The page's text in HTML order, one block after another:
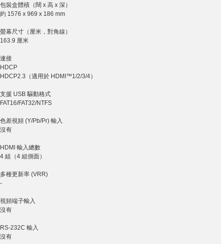
包裝盒體積（闊 x 高 x 深）
約 1576 x 969 x 186 mm
螢幕尺寸（厘米，對角線）
163.9 厘米
連接
HDCP
HDCP2.3（適用於 HDMI™1/2/3/4）
支援 USB 驅動格式
FAT16/FAT32/NTFS
色差視頻 (Y/Pb/Pr) 輸入
沒有
HDMI 輸入總數
4 組（4 組側面）
多種更新率 (VRR)
-
視頻端子輸入
沒有
RS-232C 輸入
沒有